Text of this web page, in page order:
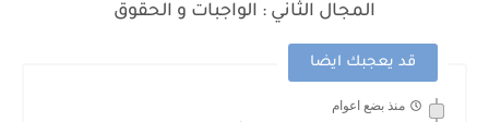
المجال الثاني : الواجبات و الحقوق
قد يعجبك ايضا
منذ بضع اعوام